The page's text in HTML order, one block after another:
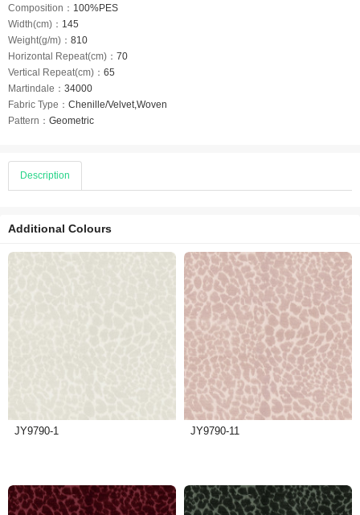
Composition： 100%PES
Width(cm)： 145
Weight(g/m)： 810
Horizontal Repeat(cm)： 70
Vertical Repeat(cm)： 65
Martindale： 34000
Fabric Type： Chenille/Velvet,Woven
Pattern： Geometric
Description
Additional Colours
JY9790-1 JY9790-11